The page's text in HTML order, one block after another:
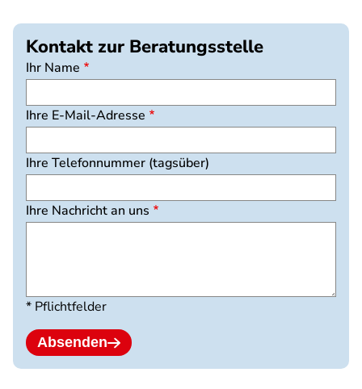
Kontakt zur Beratungsstelle
Ihr Name
Ihre E-Mail-Adresse
Ihre Telefonnummer (tagsüber)
Ihre Nachricht an uns
* Pflichtfelder
Absenden